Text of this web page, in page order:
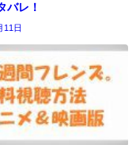
バレ！
11日